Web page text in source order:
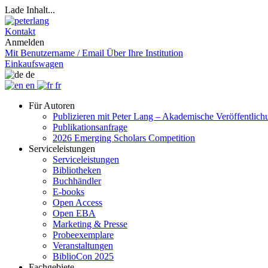
Lade Inhalt...
Kontakt
Anmelden
Mit Benutzername / Email Über Ihre Institution
Einkaufswagen
de
en
fr
Für Autoren
Publizieren mit Peter Lang – Akademische
Publikationsanfrage
2026 Emerging Scholars Competition
Serviceleistungen
Serviceleistungen
Bibliotheken
Buchhändler
E-books
Open Access
Open EBA
Marketing & Presse
Probeexemplare
Veranstaltungen
BiblioCon 2025